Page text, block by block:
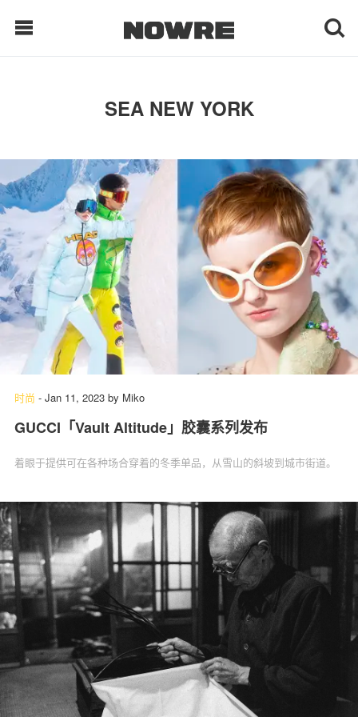
每日鲜榨
现客视点
每日栏目
时 尚
球 鞋
生 活
SEA NEW YORK
时尚 - Jan 11, 2023 by Miko
GUCCI「Vault Altitude」胶囊系列发布
着眼于提供可在各种场合穿着的冬季单品，从雪山的斜坡到城市街道。